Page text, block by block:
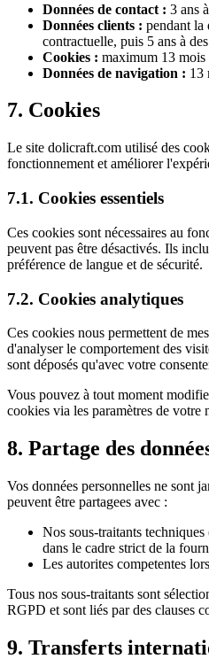
Données de contact : 3 ans
Données clients : pendant la
contractuelle, puis 5 ans à
Cookies : maximum 13 mois
Données de navigation : 13
7. Cookies
Le site dolicraft.com utilisé des
fonctionnement et améliorer
7.1. Cookies essentiels
Ces cookies sont nécessaires au
peuvent pas être désactivés. Ils
préférence de langue et de sécurité.
7.2. Cookies analytiques
Ces cookies nous permettent de
d'analyser le comportement des
sont déposés qu'avec votre
Vous pouvez à tout moment
cookies via les paramètres de votre
8. Partage des
Vos données personnelles ne sont
peuvent être partagees avec :
Nos sous-traitants
dans le cadre strict de la
Les autorites competentes
Tous nos sous-traitants sont
RGPD et sont liés par des clauses
9. Transferts